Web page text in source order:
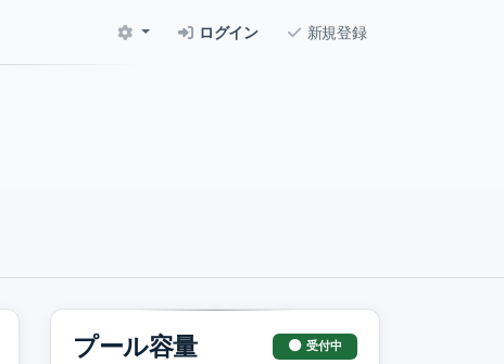
ログイン 新規登録
プール容量 受付中